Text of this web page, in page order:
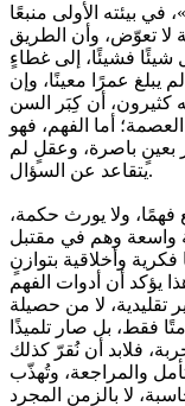
بيئته الأولى منبعًا
لا تعوّض، وأن الطريق
فشيئًا، إلى غطاءٍ
يبلغ عمرًا معينًا، وإن
كثيرون، أن كِبَر السن
العصمة؛ أما الفهم، فهو
بعينٍ باصرة، وعقلٍ لم
يتقاعد عن السؤال.
فهمًا، ولا يورث حكمة،
واسعة وهم في مقتبل
وأخلاقية بتوازنٍ
يؤكد أن أدوات الفهم
لا من حصيلة
فقط، بل صار تلميذًا
فلابد أن نُقرّ كذلك
والمراجعة، وتُهذّب